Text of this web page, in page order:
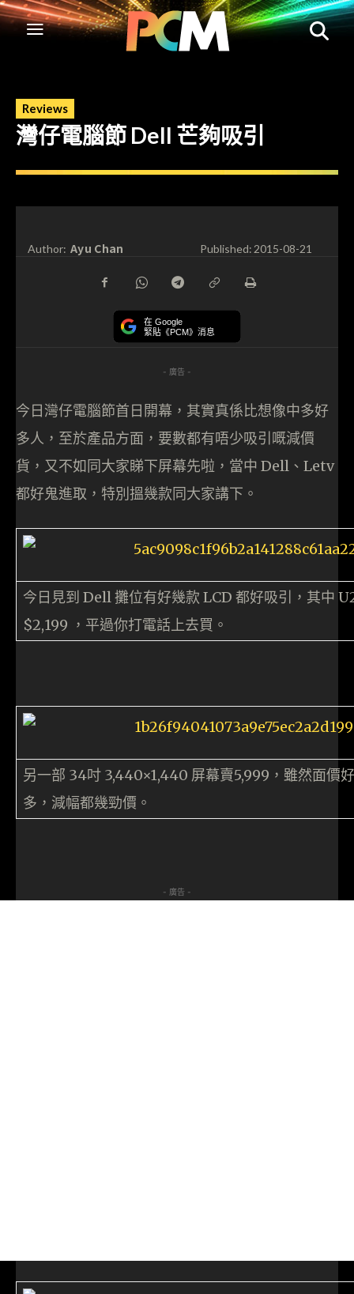
Reviews
灣仔電腦節 Dell 芒夠吸引
Author: Ayu Chan Published:2015-08-21
在 Google
緊貼《PCM》消息
- 廣告 -
今日灣仔電腦節首日開幕，其實真係比想像中多好
多人，至於產品方面，要數都有唔少吸引嘅減價
貨，又不如同大家睇下屏幕先啦，當中 Dell、Letv
都好鬼進取，特別搵幾款同大家講下。
今日見到 Dell 攤位有好幾款 LCD 都好吸引，其中
$2,199 ，平過你打電話上去買。
另一部 34吋 3,440×1,440 屏幕賣5,999，雖然面價
多，減幅都幾勁價。
- 廣告 -